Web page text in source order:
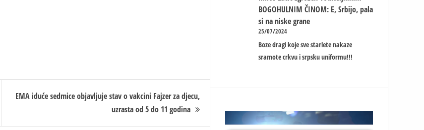
EMA iduće sedmice objavljuje stav o vakcini Fajzer za djecu,
uzrasta od 5 do 11 godina
BOGOHULNIM ČINOM: E, Srbijo, pala
si na niske grane
25/07/2024
Boze dragi koje sve starlete nakaze
sramote crkvu i srpsku uniformu!!!